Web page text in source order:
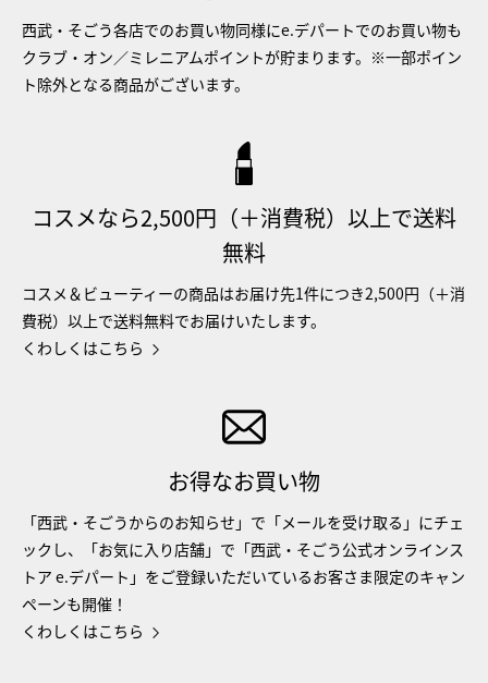
西武・そごう各店でのお買い物同様にe.デパートでのお買い物も
クラブ・オン／ミレニアムポイントが貯まります。※一部ポイン
ト除外となる商品がございます。
コスメなら2,500円（＋消費税）以上で送料
無料
コスメ＆ビューティーの商品はお届け先1件につき2,500円（＋消
費税）以上で送料無料でお届けいたします。
くわしくはこちら
お得なお買い物
「西武・そごうからのお知らせ」で「メールを受け取る」にチェ
ックし、「お気に入り店舗」で「西武・そごう公式オンラインス
トア e.デパート」をご登録いただいているお客さま限定のキャン
ペーンも開催！
くわしくはこちら